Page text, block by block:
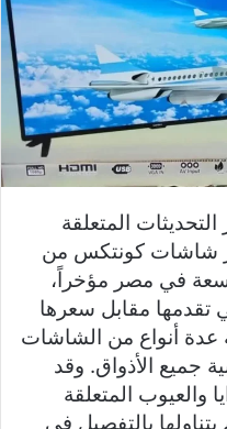
المتعلقة
شاشات كونتكس من
في مصر مؤخراً،
تقدمها مقابل سعرها
أنواع من الشاشات
جميع الأذواق. وقد
والعيوب المتعلقة
بالتفصيل في